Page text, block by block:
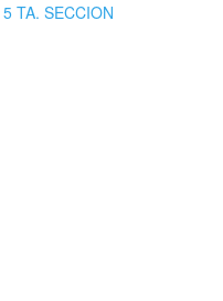
TA. SECCION